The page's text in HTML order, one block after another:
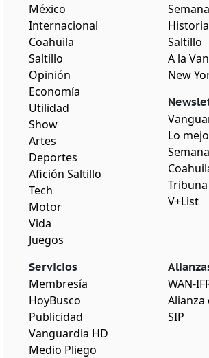
México
Internacional
Coahuila
Saltillo
Opinión
Economía
Utilidad
Show
Artes
Deportes
Afición Saltillo
Tech
Motor
Vida
Juegos
Saltillo
A la
New
Lo
V+List
Servicios
Membresía
HoyBusco
Publicidad
Vanguardia HD
Medio Pliego
WAN-
Alianza
SIP